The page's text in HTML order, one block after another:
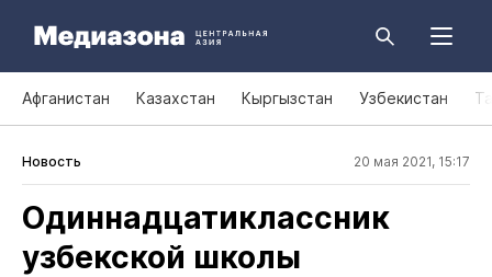
Афганистан Казахстан Кыргызстан Узбекистан
Новость 20 мая 2021, 15:17
Одиннадцатиклассник
узбекской школы